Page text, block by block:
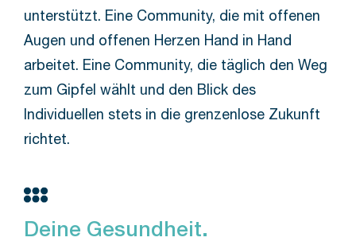
unterstützt. Eine Community, die mit offenen
Augen und offenen Herzen Hand in Hand
arbeitet. Eine Community, die täglich den Weg
zum Gipfel wählt und den Blick des
Individuellen stets in die grenzenlose Zukunft
richtet.
Deine Gesundheit.